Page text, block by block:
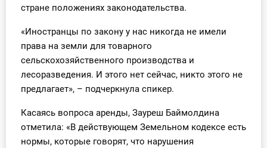
Юридический помощник
Интернет-магазин
стране положениях законодательства.
«Иностранцы по закону у нас никогда не имели
права на земли для товарного
сельскохозяйственного производства и
лесоразведения. И этого нет сейчас, никто этого не
предлагает», – подчеркнула спикер.
Касаясь вопроса аренды, Зауреш Баймолдина
отметила: «В действующем Земельном кодексе есть
нормы, которые говорят, что нарушения